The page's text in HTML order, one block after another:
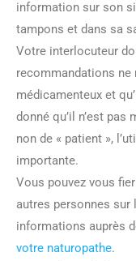
information sur son
tampons et dans sa
Votre interlocuteur
recommandations
médicamenteux et
donné qu’il n’est
non de « patient »,
importante.
Vous pouvez vous
autres personnes sur
informations auprès
votre naturopathe.